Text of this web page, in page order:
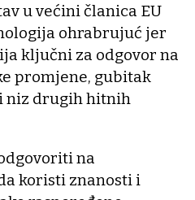
u većini članica EU
ohrabrujuć jer
ključni za odgovor na
promjene, gubitak
niz drugih hitnih
na
koristi znanosti i